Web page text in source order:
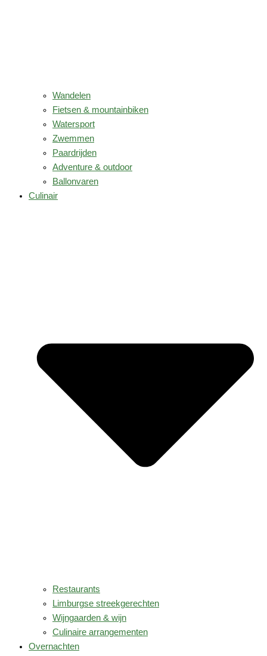
Wandelen
Fietsen & mountainbiken
Watersport
Zwemmen
Paardrijden
Adventure & outdoor
Ballonvaren
Culinair
Restaurants
Limburgse streekgerechten
Wijngaarden & wijn
Culinaire arrangementen
Overnachten